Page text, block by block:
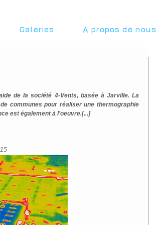
Galeries A propos de nous
de la société 4-Vents, basée à Jarville. La
communes pour réaliser une thermographie
est également à l'oeuvre.[...]